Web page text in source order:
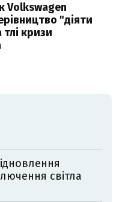
Volkswagen
"діяти
кризи
світла